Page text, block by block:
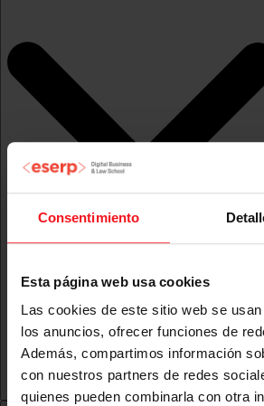
Consentimiento
Esta página web usa cookies
Las cookies de este sitio web se
los anuncios, ofrecer funciones de
Además, compartimos información
con nuestros partners de redes
quienes pueden combinarla con otra